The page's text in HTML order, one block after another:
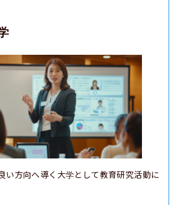
い方向へ導く大学として教育研究活動に